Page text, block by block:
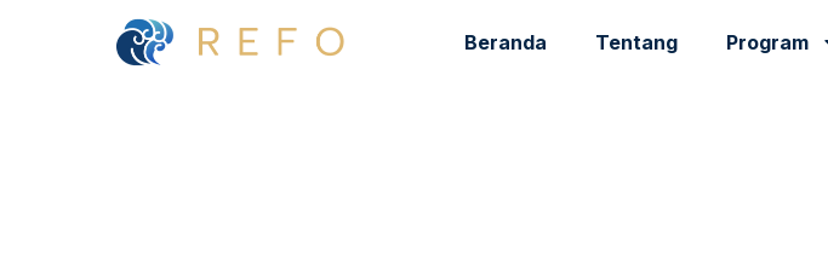
Beranda Tentang Program